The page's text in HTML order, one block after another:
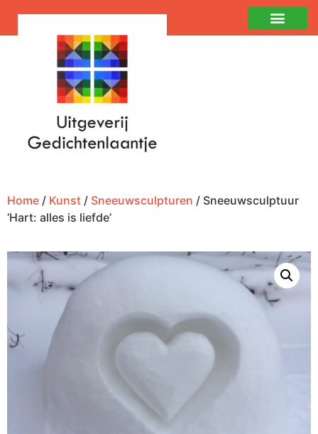
Home / Kunst / Sneeuwsculpturen / Sneeuwsculptuur
‘Hart: alles is liefde’